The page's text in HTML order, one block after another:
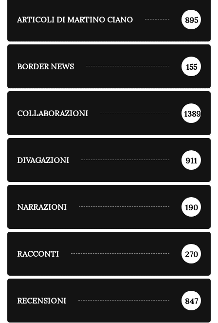
ARTICOLI DI MARTINO CIANO 895
BORDER NEWS 155
COLLABORAZIONI 1389
DIVAGAZIONI 911
NARRAZIONI 190
RACCONTI 270
RECENSIONI 847